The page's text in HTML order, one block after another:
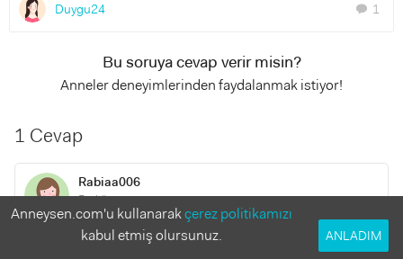
Duygu24 chat 1
Bu soruya cevap verir misin?
Anneler deneyimlerinden faydalanmak istiyor!
1 Cevap
Rabiaa006
5 yıl önce
Merhabalar. Kolik sadece zaman isteyen bir durumdur. Şşş
Anneysen.com'u kullanarakçerez politikamızı
kabul etmiş olursunuz.
ANLADIM